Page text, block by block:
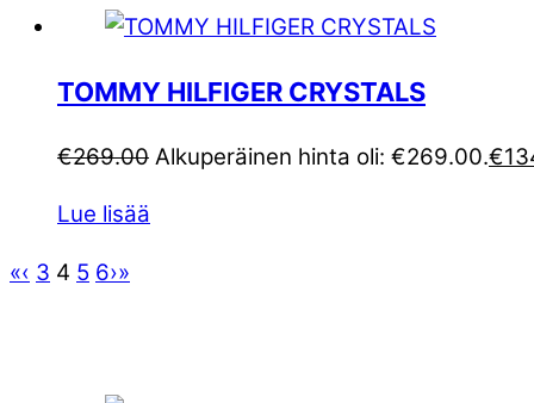
TOMMY HILFIGER CRYSTALS
€269.00 Alkuperäinen hinta oli: €269.00.€
Lue lisää
«‹ 3 4 5 6›»